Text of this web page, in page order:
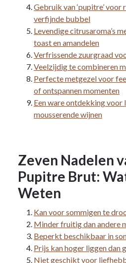
Gebruik van ‘pupitre’
verfijnde bubbel
Levendige citrusaroma’s
toast en amandelen
Verfrissende zuurgraad
Veelzijdig te combineren
Perfecte metgezel voor
of ontspannen momenten
Een ware ontdekking voor
mousserende wijnen
Zeven Nadelen
Pupitre Brut:
Weten
Kan voor sommigen te
Minder fruitig dan andere
Beperkt beschikbaar in
Prijs kan hoger liggen dan
Niet geschikt voor